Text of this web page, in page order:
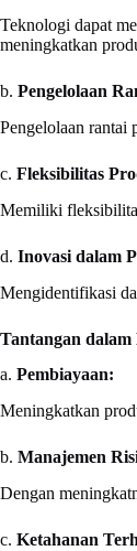
Teknologi dapat
meningkatkan
b. Pengelolaan
Pengelolaan rantai
c. Fleksibilitas
Memiliki
d. Inovasi dalam
Mengidentifikasi
Tantangan
a. Pembiayaan:
Meningkatkan
b. Manajemen
Dengan
c. Ketahanan